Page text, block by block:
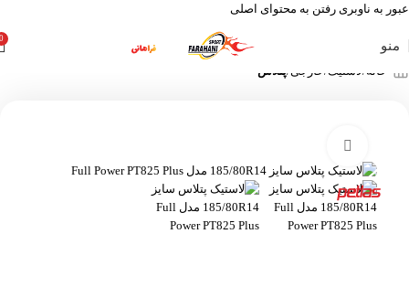
عبور به ناوبری رفتن به محتوای اصلی
منو
خانه لاستیک خارجی پتلاس